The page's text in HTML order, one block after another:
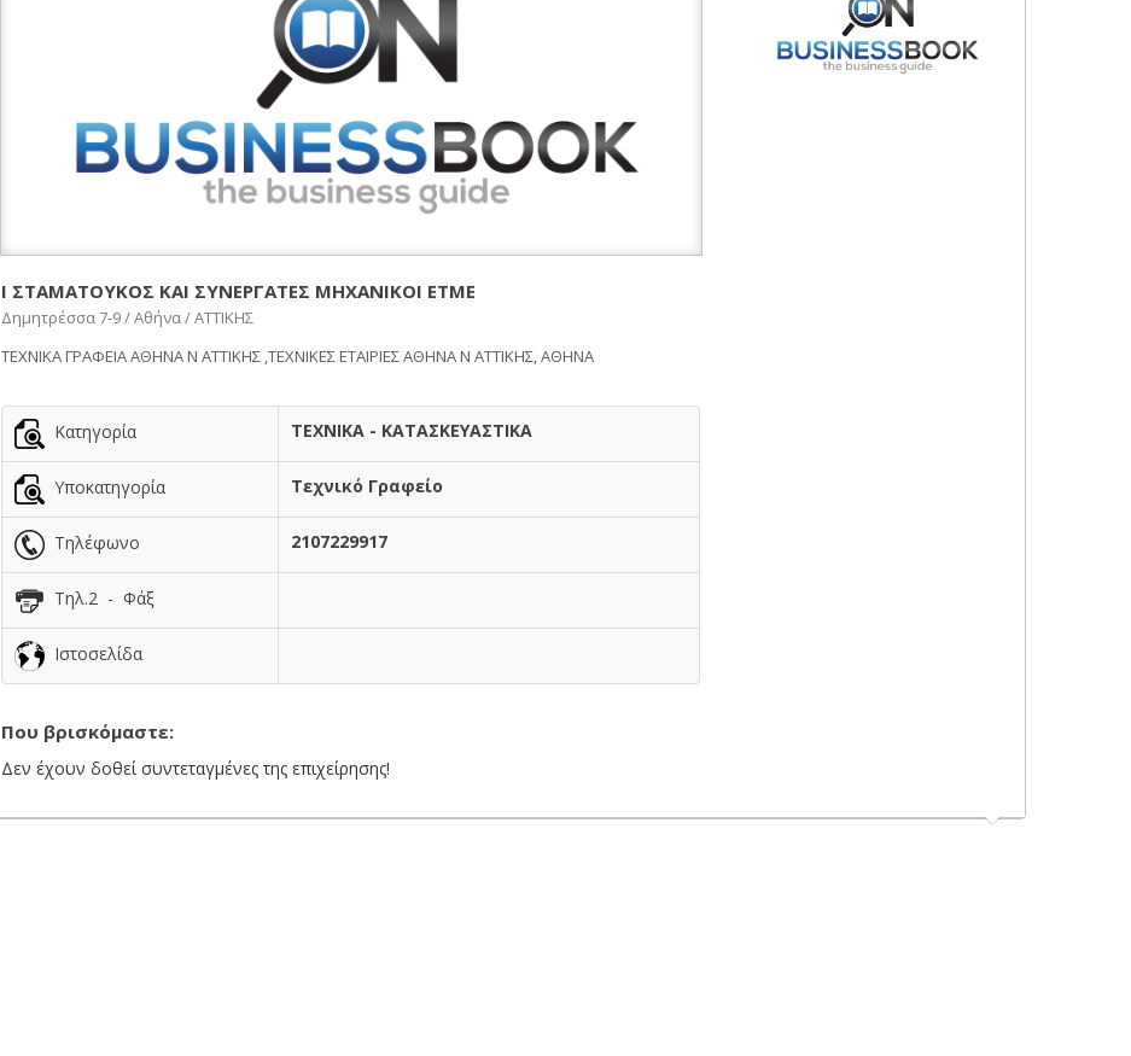
Ι ΣΤΑΜΑΤΟΥΚΟΣ ΚΑΙ ΣΥΝΕΡΓΑΤΕΣ ΜΗΧΑΝΙΚΟΙ ΕΤΜΕ
Δημητρέσσα 7-9 / Αθήνα / ΑΤΤΙΚΗΣ
ΤΕΧΝΙΚΑ ΓΡΑΦΕΙΑ ΑΘΗΝΑ Ν ΑΤΤΙΚΗΣ ,ΤΕΧΝΙΚΕΣ ΕΤΑΙΡΙΕΣ ΑΘΗΝΑ Ν ΑΤΤΙΚΗΣ, ΑΘΗΝΑ
Κατηγορία ΤΕΧΝΙΚΑ - ΚΑΤΑΣΚΕΥΑΣΤΙΚΑ
Υποκατηγορία Τεχνικό Γραφείο
Τηλέφωνο 2107229917
Τηλ.2 - Φάξ
Ιστοσελίδα
Που βρισκόμαστε:
Δεν έχουν δοθεί συντεταγμένες της επιχείρησης!